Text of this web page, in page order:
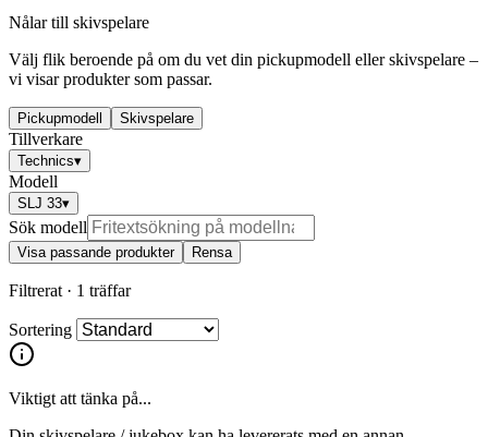
Nålar till skivspelare
Välj flik beroende på om du vet din pickupmodell eller skivspelare –
vi visar produkter som passar.
Pickupmodell Skivspelare
Tillverkare
Technics▾
Modell
SLJ 33▾
Sök modell
Visa passande produkter Rensa
Filtrerat · 1 träffar
Sortering
Viktigt att tänka på...